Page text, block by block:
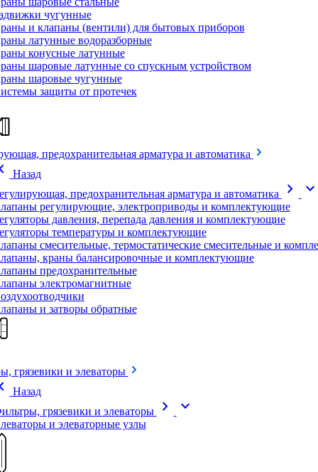
чугунные
и клапаны (вентили) для бытовых приборов
латунные водоразборные
конусные латунные
шаровые латунные со спускным устройством
шаровые чугунные
защиты от протечек
предохранительная арматура и автоматика
Назад
предохранительная арматура и автоматика
chevron_right expand_more
регулирующие, электроприводы и комплектующие
давления, перепада давления и комплектующие
температуры и комплектующие
смесительные, термостатические смесительные и
краны балансировочные и комплектующие
предохранительные
электромагнитные
и затворы обратные
грязевики и элеваторы
Назад
грязевики и элеваторы
chevron_right expand_more
и элеваторные узлы